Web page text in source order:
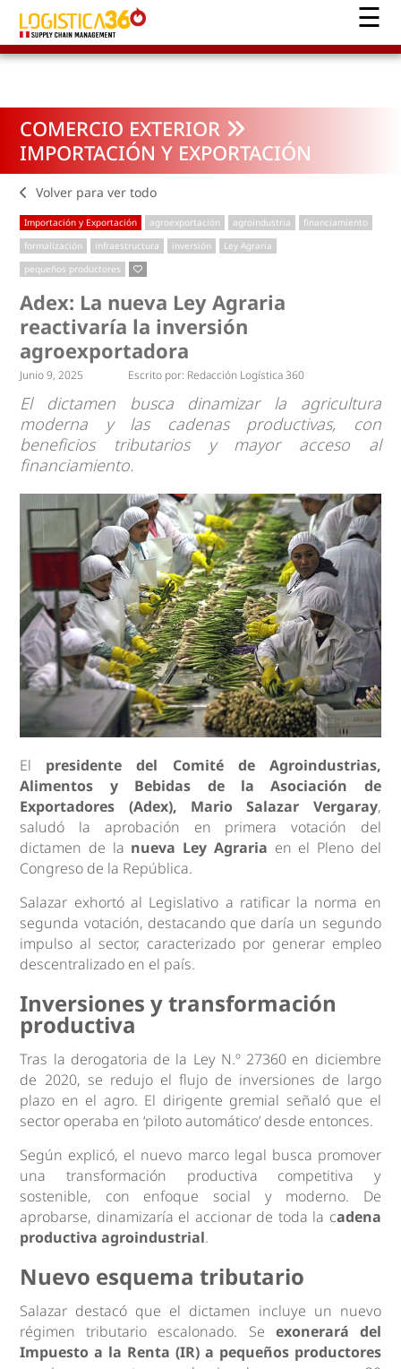
COMERCIO EXTERIOR
IMPORTACIÓN Y EXPORTACIÓN
Volver para ver todo
Importación y Exportación agroexportación agroindustria
financiamiento
formalización
infraestructura inversión
Ley Agraria
pequeños productores
Adex: La nueva Ley Agraria
reactivaría la inversión
agroexportadora
Junio 9, 2025 Escrito por: Redacción Logística 360
El dictamen busca dinamizar la agricultura
moderna y las cadenas productivas, con
beneficios tributarios y mayor acceso al
financiamiento.
El presidente del Comité de Agroindustrias,
Alimentos y Bebidas de la Asociación de
Exportadores (Adex), Mario Salazar Vergaray,
saludó la aprobación en primera votación del
dictamen de la nueva Ley Agraria en el Pleno del
Congreso de la República.
Salazar exhortó al Legislativo a ratificar la norma en
segunda votación, destacando que daría un segundo
impulso al sector, caracterizado por generar empleo
descentralizado en el país.
Inversiones y transformación
productiva
Tras la derogatoria de la Ley N.º 27360 en diciembre
de 2020, se redujo el flujo de inversiones de largo
plazo en el agro. El dirigente gremial señaló que el
sector operaba en ‘piloto automático’ desde entonces.
Según explicó, el nuevo marco legal busca promover
una transformación productiva competitiva y
sostenible, con enfoque social y moderno. De
aprobarse, dinamizaría el accionar de toda la cadena
productiva agroindustrial.
Nuevo esquema tributario
Salazar destacó que el dictamen incluye un nuevo
régimen tributario escalonado. Se exonerará del
Impuesto a la Renta (IR) a pequeños productores